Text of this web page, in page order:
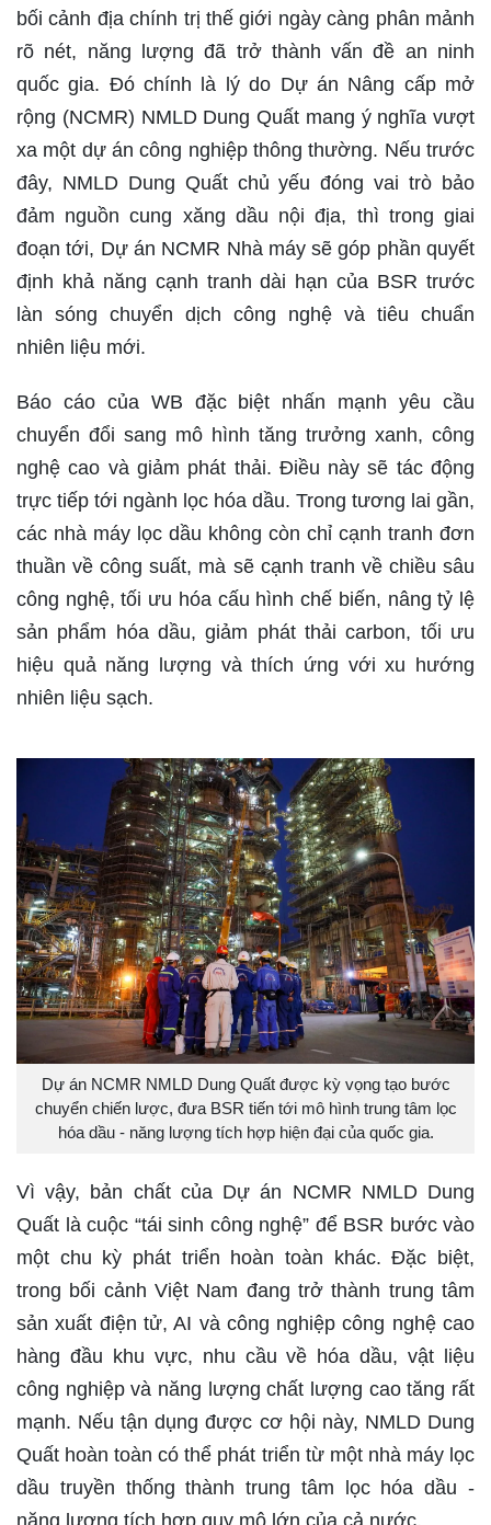
bối cảnh địa chính trị thế giới ngày càng phân mảnh
rõ nét, năng lượng đã trở thành vấn đề an ninh
quốc gia. Đó chính là lý do Dự án Nâng cấp mở
rộng (NCMR) NMLD Dung Quất mang ý nghĩa vượt
xa một dự án công nghiệp thông thường. Nếu trước
đây, NMLD Dung Quất chủ yếu đóng vai trò bảo
đảm nguồn cung xăng dầu nội địa, thì trong giai
đoạn tới, Dự án NCMR Nhà máy sẽ góp phần quyết
định khả năng cạnh tranh dài hạn của BSR trước
làn sóng chuyển dịch công nghệ và tiêu chuẩn
nhiên liệu mới.
Báo cáo của WB đặc biệt nhấn mạnh yêu cầu
chuyển đổi sang mô hình tăng trưởng xanh, công
nghệ cao và giảm phát thải. Điều này sẽ tác động
trực tiếp tới ngành lọc hóa dầu. Trong tương lai gần,
các nhà máy lọc dầu không còn chỉ cạnh tranh đơn
thuần về công suất, mà sẽ cạnh tranh về chiều sâu
công nghệ, tối ưu hóa cấu hình chế biến, nâng tỷ lệ
sản phẩm hóa dầu, giảm phát thải carbon, tối ưu
hiệu quả năng lượng và thích ứng với xu hướng
nhiên liệu sạch.
Dự án NCMR NMLD Dung Quất được kỳ vọng tạo bước
chuyển chiến lược, đưa BSR tiến tới mô hình trung tâm lọc
hóa dầu - năng lượng tích hợp hiện đại của quốc gia.
Vì vậy, bản chất của Dự án NCMR NMLD Dung
Quất là cuộc “tái sinh công nghệ” để BSR bước vào
một chu kỳ phát triển hoàn toàn khác. Đặc biệt,
trong bối cảnh Việt Nam đang trở thành trung tâm
sản xuất điện tử, AI và công nghiệp công nghệ cao
hàng đầu khu vực, nhu cầu về hóa dầu, vật liệu
công nghiệp và năng lượng chất lượng cao tăng rất
mạnh. Nếu tận dụng được cơ hội này, NMLD Dung
Quất hoàn toàn có thể phát triển từ một nhà máy lọc
dầu truyền thống thành trung tâm lọc hóa dầu -
năng lượng tích hợp quy mô lớn của cả nước.